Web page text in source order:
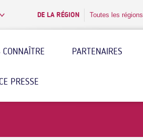
DE LA RÉGION Toutes les régions
CONNAÎTRE PARTENAIRES
PRESSE